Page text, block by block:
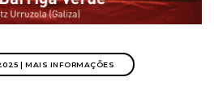
| MAIS INFORMAÇÕES